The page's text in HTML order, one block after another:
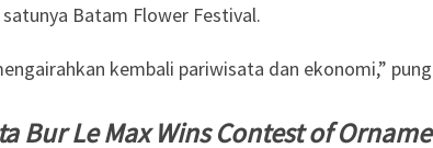
Batam Flower Festival.
kembali pariwisata dan ekonomi,”
Bur Le Max Wins Contest of